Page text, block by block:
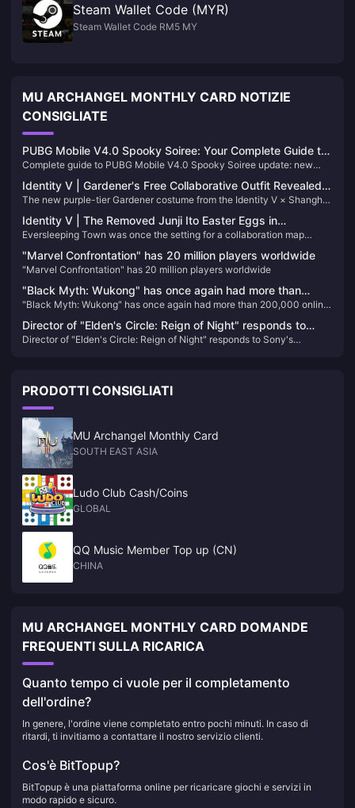
Steam Wallet Code (MYR)
Steam Wallet Code RM5 MY
MU ARCHANGEL MONTHLY CARD NOTIZIE
CONSIGLIATE
PUBG Mobile V4.0 Spooky Soiree: Your Complete Guide to
the Halloween Update That’s Changing Everything
Complete guide to PUBG Mobile V4.0 Spooky Soiree update: new
Halloween features, download tips, and best UC top-up strategies for
exclusive items.
Identity V | Gardener's Free Collaborative Outfit Revealed—
Full of Sci-Fi Energy!
The new purple-tier Gardener costume from the Identity V × Shanghai
Astronomy Museum collaboration is finally available for internal
preview! A new collaborative furniture piece will also be released
soon. Let's take a look at the 3D model together!
Identity V | The Removed Junji Ito Easter Eggs in
Eversleeping Town
Eversleeping Town was once the setting for a collaboration map
easter eggs referencing his iconic horror stories.
"Marvel Confrontation" has 20 million players worldwide
"Marvel Confrontation" has 20 million players worldwide
"Black Myth: Wukong" has once again had more than
200,000 online Steam users after two months
"Black Myth: Wukong" has once again had more than 200,000 online
Director of "Elden's Circle: Reign of Night" responds to
Sony's acquisition of Kadokawa
Director of "Elden's Circle: Reign of Night" responds to Sony's
PRODOTTI CONSIGLIATI
MU Archangel Monthly Card
SOUTH EAST ASIA
Ludo Club Cash/Coins
GLOBAL
QQ Music Member Top up (CN)
CHINA
MU ARCHANGEL MONTHLY CARD DOMANDE
FREQUENTI SULLA RICARICA
Quanto tempo ci vuole per il completamento
dell'ordine?
In genere, l'ordine viene completato entro pochi minuti. In caso di
ritardi, ti invitiamo a contattare il nostro servizio clienti.
Cos'è BitTopup?
BitTopup è una piattaforma online per ricaricare giochi e servizi in
modo rapido e sicuro.